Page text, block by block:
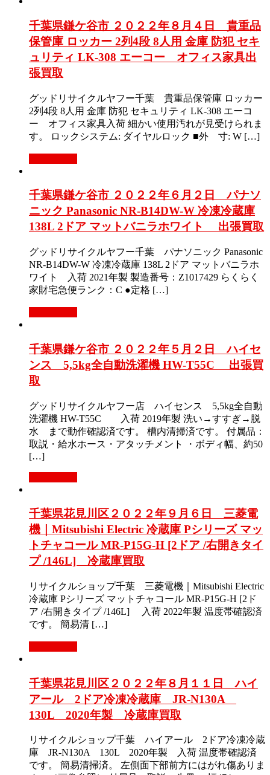
千葉県鎌ケ谷市 ２０２２年８月４日 貴重品
保管庫 ロッカー 2列4段 8人用 金庫 防犯 セキ
ュリティ LK-308 エーコー オフィス家具出
張買取
グッドリサイクルヤフー千葉 貴重品保管庫 ロッカー
2列4段 8人用 金庫 防犯 セキュリティ LK-308 エーコ
ー オフィス家具入荷 細かい使用汚れが見受けられま
す。 ロックシステム: ダイヤルロック ■外 寸: W […]
千葉県鎌ケ谷市 ２０２２年６月２日 パナソ
ニック Panasonic NR-B14DW-W 冷凍冷蔵庫
138L 2ドア マットバニラホワイト 出張買取
グッドリサイクルヤフー千葉 パナソニック Panasonic
NR-B14DW-W 冷凍冷蔵庫 138L 2ドア マットバニラホ
ワイト 入荷 2021年製 製造番号：Z1017429 らくらく
家財宅急便ランク：C ●定格 […]
千葉県鎌ケ谷市 ２０２２年５月２日 ハイセ
ンス 5,5kg全自動洗濯機 HW-T55C 出張買
取
グッドリサイクルヤフー店 ハイセンス 5,5kg全自動
洗濯機 HW-T55C 入荷 2019年製 洗い→すすぎ→脱
水 まで動作確認済です。 槽内清掃済です。 付属品：
取説・給水ホース・アタッチメント ・ボディ幅、約50
[…]
千葉県花見川区２０２２年９月６日 三菱電
機｜Mitsubishi Electric 冷蔵庫 Pシリーズ マッ
トチャコール MR-P15G-H [2ドア /右開きタイ
プ /146L] 冷蔵庫買取
リサイクルショップ千葉 三菱電機｜Mitsubishi Electric
冷蔵庫 Pシリーズ マットチャコール MR-P15G-H [2ド
ア /右開きタイプ /146L] 入荷 2022年製 温度帯確認済
です。 簡易清 […]
千葉県花見川区２０２２年８月１１日 ハイ
アール 2ドア冷凍冷蔵庫 JR-N130A
130L 2020年製 冷蔵庫買取
リサイクルショップ千葉 ハイアール 2ドア冷凍冷蔵
庫 JR-N130A 130L 2020年製 入荷 温度帯確認済
です。 簡易清掃済。 左側面下部前方にはがれ傷ありま